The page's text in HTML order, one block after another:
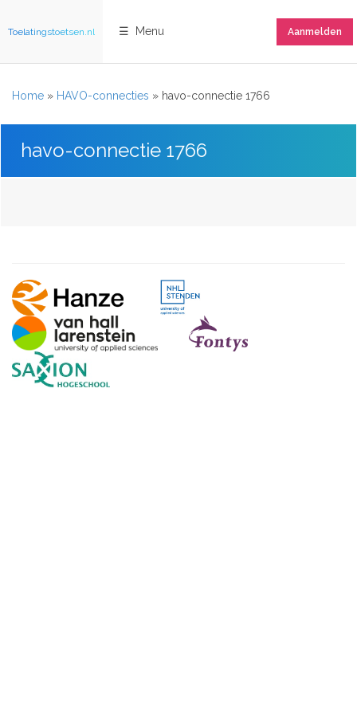
Toelatingstoetsen.nl ☰ Menu Aanmelden
Home » HAVO-connecties » havo-connectie 1766
havo-connectie 1766